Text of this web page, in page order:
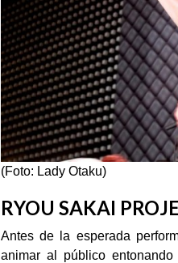
(Foto: Lady Otaku)
RYOU SAKAI
Antes de la esperada
animar al público